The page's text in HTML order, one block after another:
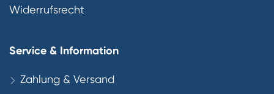
Widerrufsrecht
Service & Information
Zahlung & Versand